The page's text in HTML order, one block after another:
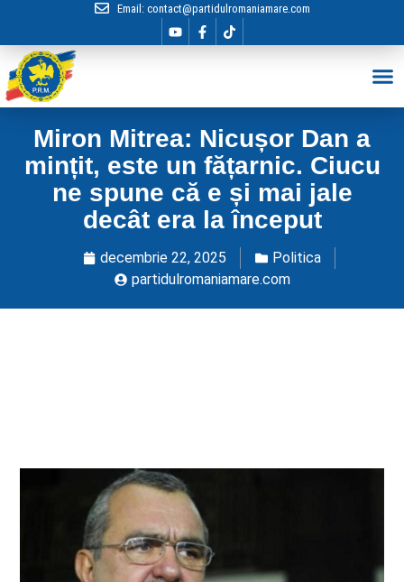
Email: contact@partidulromaniamare.com
Miron Mitrea: Nicușor Dan a
mințit, este un fățarnic. Ciucu
ne spune că e și mai jale
decât era la început
decembrie 22, 2025
Politica
partidulromaniamare.com